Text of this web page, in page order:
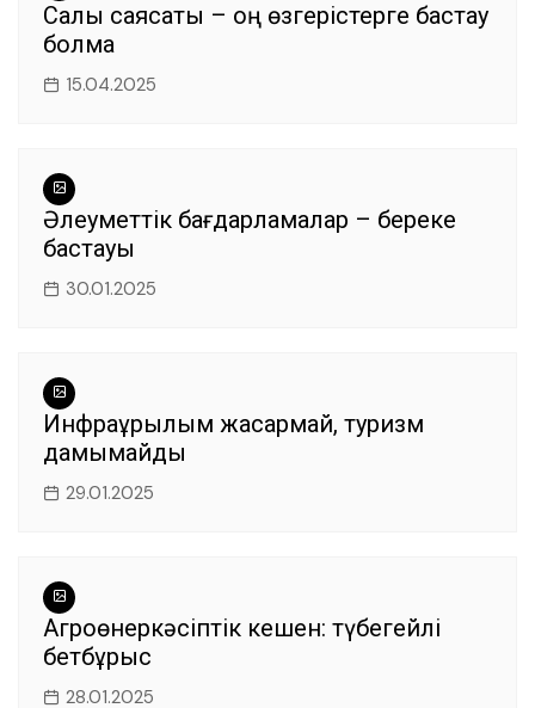
Салық саясаты – оң өзгерістерге бастау
болмақ
15.04.2025
Әлеуметтік бағдарламалар – береке
бастауы
30.01.2025
Инфрақұрылым жақсармай, туризм
дамымайды
29.01.2025
Агроөнеркәсіптік кешен: түбегейлі
бетбұрыс
28.01.2025